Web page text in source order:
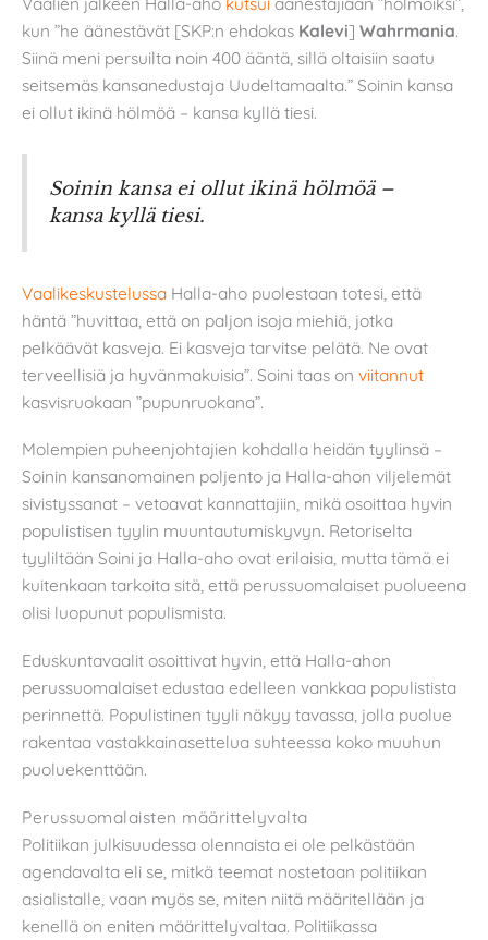
kun ”he äänestävät [SKP:n ehdokas Kalevi] Wahrmania.
Siinä meni persuilta noin 400 ääntä, sillä oltaisiin saatu
seitsemäs kansanedustaja Uudeltamaalta.” Soinin kansa
ei ollut ikinä hölmöä – kansa kyllä tiesi.
Soinin kansa ei ollut ikinä hölmöä –
kansa kyllä tiesi.
Vaalikeskustelussa Halla-aho puolestaan totesi, että
häntä ”huvittaa, että on paljon isoja miehiä, jotka
pelkäävät kasveja. Ei kasveja tarvitse pelätä. Ne ovat
terveellisiä ja hyvänmakuisia”. Soini taas on viitannut
kasvisruokaan ”pupunruokana”.
Molempien puheenjohtajien kohdalla heidän tyylinsä –
Soinin kansanomainen poljento ja Halla-ahon viljelemät
sivistyssanat – vetoavat kannattajiin, mikä osoittaa hyvin
populistisen tyylin muuntautumiskyvyn. Retoriselta
tyyliltään Soini ja Halla-aho ovat erilaisia, mutta tämä ei
kuitenkaan tarkoita sitä, että perussuomalaiset puolueena
olisi luopunut populismista.
Eduskuntavaalit osoittivat hyvin, että Halla-ahon
perussuomalaiset edustaa edelleen vankkaa populistista
perinnettä. Populistinen tyyli näkyy tavassa, jolla puolue
rakentaa vastakkainasettelua suhteessa koko muuhun
puoluekenttään.
Perussuomalaisten määrittelyvalta
Politiikan julkisuudessa olennaista ei ole pelkästään
agendavalta eli se, mitkä teemat nostetaan politiikan
asialistalle, vaan myös se, miten niitä määritellään ja
kenellä on eniten määrittelyvaltaa. Politiikassa